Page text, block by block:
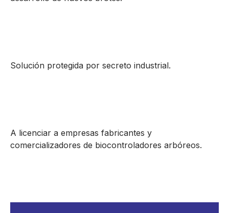
Solución protegida por secreto industrial.
A licenciar a empresas fabricantes y
comercializadores de biocontroladores arbóreos.